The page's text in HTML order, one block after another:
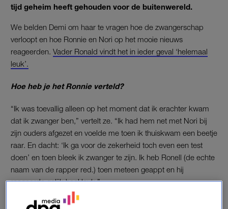
tijd geheim heeft gehouden voor de buitenwereld.
We belden Demi om haar te vragen hoe de zwangerschap
verloopt en hoe Ronnie en Nori op het mooie nieuws
reageerden. Vader Ronald vindt het in ieder geval ‘helemaal
leuk’.
Hoe heb je het Ronnie verteld?
“Ik was toevallig alleen op het moment dat ik erachter kwam
dat ik zwanger ben,” vertelt ze. “Ik had hem net met Nori bij
zijn ouders afgezet en voelde me toen ik thuiskwam een beetje
raar. En dacht: ‘Ik ga voor de zekerheid toch even een test
doen’ en toen bleek ik zwanger te zijn. Ik heb Ronell (de echte
naam van de rapper red.) toen meteen geappt en hij
reageerde gelijk heel leuk.”
“Veel mensen om me heen bedenken leuke manieren om het